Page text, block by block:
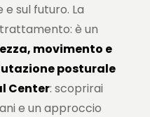
sul futuro. La
è un
movimento e
posturale
Center: scoprirai
e un approccio